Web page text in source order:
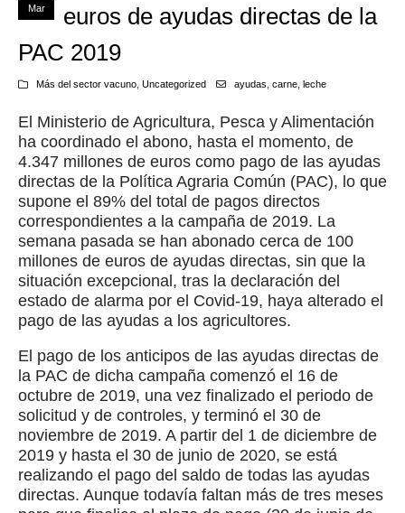
Mar
euros de ayudas directas de la
PAC 2019
Más del sector vacuno, Uncategorized ayudas carne, leche
El Ministerio de Agricultura, Pesca y Alimentación
ha coordinado el abono, hasta el momento, de
4.347 millones de euros como pago de las ayudas
directas de la Política Agraria Común (PAC), lo que
supone el 89% del total de pagos directos
correspondientes a la campaña de 2019. La
semana pasada se han abonado cerca de 100
millones de euros de ayudas directas, sin que la
situación excepcional, tras la declaración del
estado de alarma por el Covid-19, haya alterado el
pago de las ayudas a los agricultores.
El pago de los anticipos de las ayudas directas de
la PAC de dicha campaña comenzó el 16 de
octubre de 2019, una vez finalizado el periodo de
solicitud y de controles, y terminó el 30 de
noviembre de 2019. A partir del 1 de diciembre de
2019 y hasta el 30 de junio de 2020, se está
realizando el pago del saldo de todas las ayudas
directas. Aunque todavía faltan más de tres meses